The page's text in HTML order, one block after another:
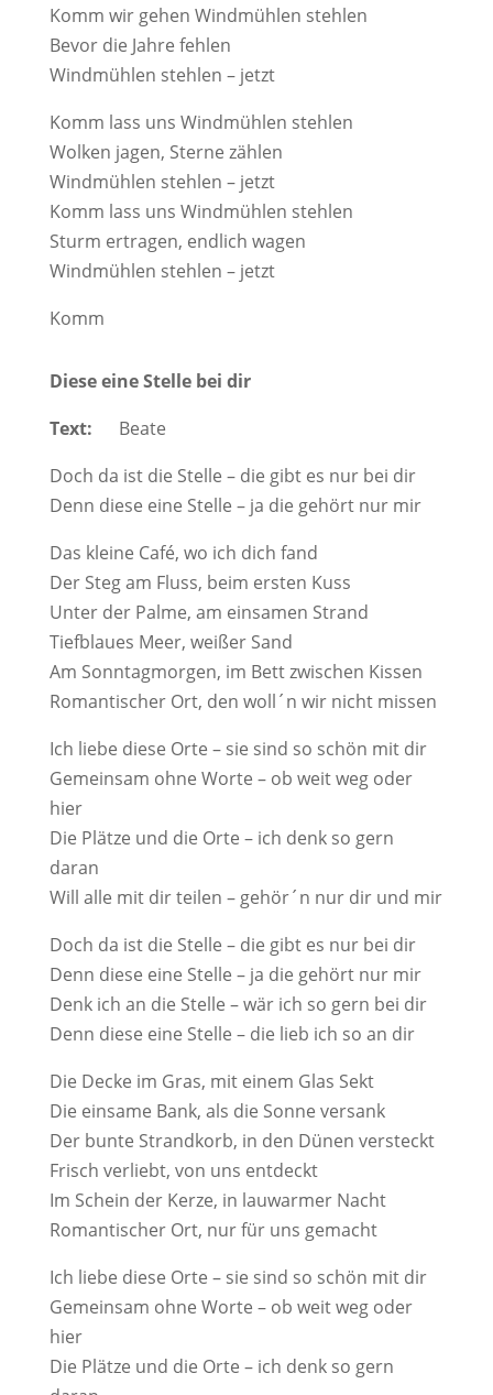
Komm wir gehen Windmühlen stehlen
Bevor die Jahre fehlen
Windmühlen stehlen – jetzt
Komm lass uns Windmühlen stehlen
Wolken jagen, Sterne zählen
Windmühlen stehlen – jetzt
Komm lass uns Windmühlen stehlen
Sturm ertragen, endlich wagen
Windmühlen stehlen – jetzt
Komm
Diese eine Stelle bei dir
Text: Beate
Doch da ist die Stelle – die gibt es nur bei dir
Denn diese eine Stelle – ja die gehört nur mir
Das kleine Café, wo ich dich fand
Der Steg am Fluss, beim ersten Kuss
Unter der Palme, am einsamen Strand
Tiefblaues Meer, weißer Sand
Am Sonntagmorgen, im Bett zwischen Kissen
Romantischer Ort, den woll´n wir nicht missen
Ich liebe diese Orte – sie sind so schön mit dir
Gemeinsam ohne Worte – ob weit weg oder
hier
Die Plätze und die Orte – ich denk so gern
daran
Will alle mit dir teilen – gehör´n nur dir und mir
Doch da ist die Stelle – die gibt es nur bei dir
Denn diese eine Stelle – ja die gehört nur mir
Denk ich an die Stelle – wär ich so gern bei dir
Denn diese eine Stelle – die lieb ich so an dir
Die Decke im Gras, mit einem Glas Sekt
Die einsame Bank, als die Sonne versank
Der bunte Strandkorb, in den Dünen versteckt
Frisch verliebt, von uns entdeckt
Im Schein der Kerze, in lauwarmer Nacht
Romantischer Ort, nur für uns gemacht
Ich liebe diese Orte – sie sind so schön mit dir
Gemeinsam ohne Worte – ob weit weg oder
hier
Die Plätze und die Orte – ich denk so gern